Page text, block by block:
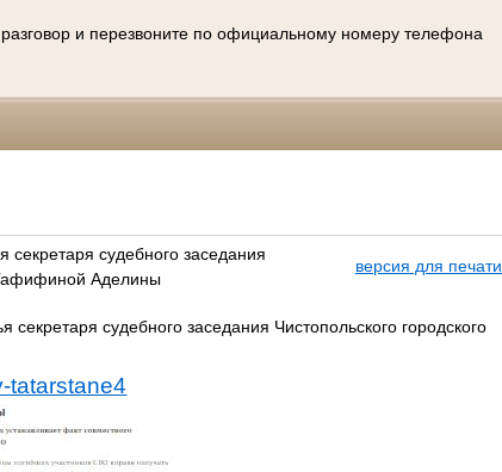
и перезвоните по официальному номеру телефона
секретаря судебного заседания
Гафифиной Аделины
версия для печати
судебного заседания Чистопольского городского
tatarstane4